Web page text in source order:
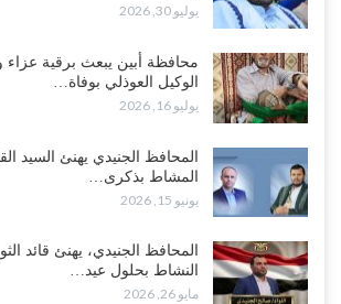
ملفات المال والنفط..!
أغسطس 5, 2026
النفط تلتف حول أفريقيا وسفن تعلن: “لا توجد
أغسطس 4, 2026
مليون برميل يشعل غضب حضرموت..!
أغسطس 4, 2026
يوليو 30, 2026
محافظة أبين يبعث برقية عزاء
الوكيل العوذلي بوفاة…
يوليو 16, 2026
المحافظ الجنيدي يهنئ السيد
المشاط بذكرى…
يونيو 15, 2026
المحافظ الجنيدي، يهنئ قائد
النشاط بحلول عيد…
مايو 26, 2026